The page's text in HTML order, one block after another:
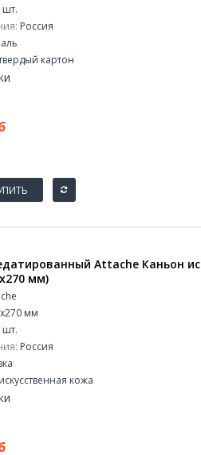
шт.
Россия
картон
Attache Каньон
мм)
мм
шт.
Россия
искусственная кожа